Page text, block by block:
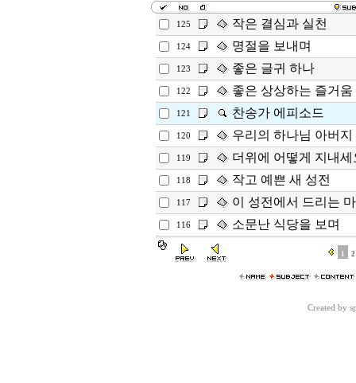
125 작은 결심과 실천
124 명절을 보내며
123 좋은 글귀 하나
122 좋은 상상하는 즐거움
121 찬송가 에피소드
120 우리의 하나님 아버지
119 더위에 어떻게 지내세
118 작고 예쁜 새 성전
117 이 성전에서 드리는
116 소문난 식당을 보며
1 2
Created by